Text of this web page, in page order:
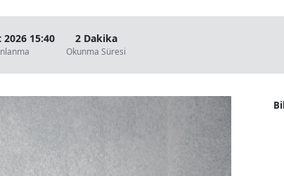
2026 15:40 2 Dakika
Okunma Süresi